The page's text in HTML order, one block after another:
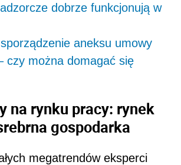
dobrze funkcjonują w
aneksu umowy
czy można domagać się
na rynku pracy: rynek
gospodarka
megatrendów eksperci